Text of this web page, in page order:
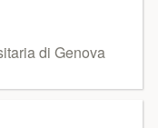
di Genova